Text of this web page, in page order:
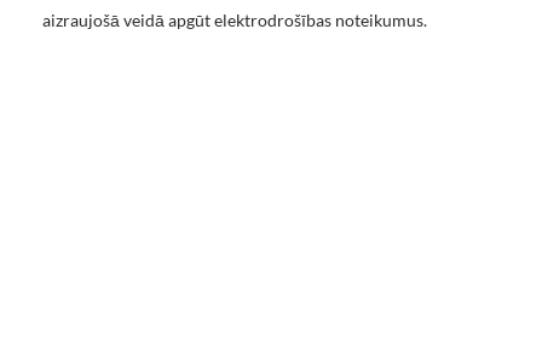
aizraujošā veidā apgūt elektrodrošības noteikumus.